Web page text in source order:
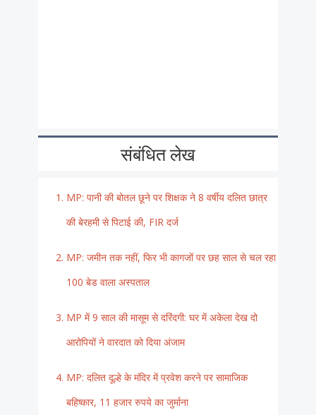
संबंधित लेख
MP: पानी की बोतल छूने पर शिक्षक ने 8 वर्षीय दलित छात्र
की बेरहमी से पिटाई की, FIR दर्ज
MP: जमीन तक नहीं, फिर भी कागजों पर छह साल से चल रहा
100 बेड वाला अस्पताल
MP में 9 साल की मासूम से दरिंदगी: घर में अकेला देख दो
आरोपियों ने वारदात को दिया अंजाम
MP: दलित दूल्हे के मंदिर में प्रवेश करने पर सामाजिक
बहिष्कार, 11 हजार रुपये का जुर्माना